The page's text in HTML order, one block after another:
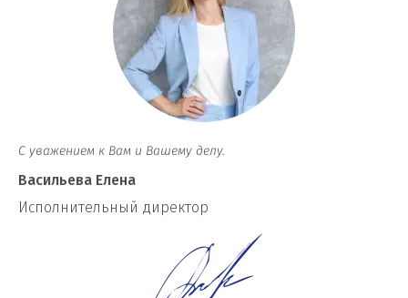
С уважением к Вам и Вашему делу.
Васильева Елена
И сполнительный директор